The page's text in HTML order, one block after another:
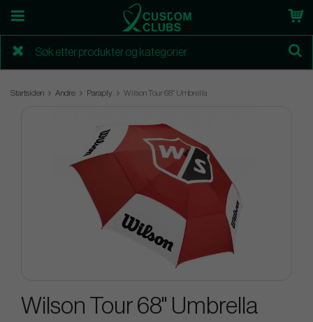
Startsiden Andre Paraply Wilson Tour 68" Umbrella
Wilson Tour 68" Umbrella